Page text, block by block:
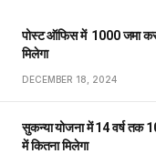
पोस्ट ऑफिस में ₹ 1000 जमा
मिलेगा
DECEMBER 18, 2024
सुकन्या योजना में 14 वर्ष तक
में कितना मिलेगा